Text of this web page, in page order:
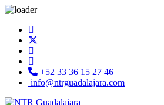
+52 33 36 15 27 46
info@ntrguadalajara.com